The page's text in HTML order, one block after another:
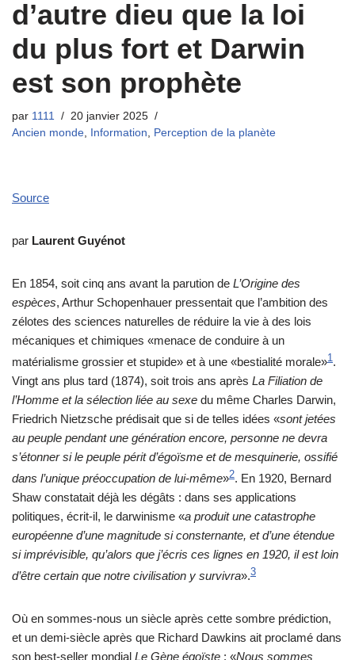
d’autre dieu que la loi
du plus fort et Darwin
est son prophète
par 1111
20 janvier 2025
Ancien monde, Information, Perception de la planète
Source
par Laurent Guyénot
En 1854, soit cinq ans avant la parution de L’Origine des
espèces, Arthur Schopenhauer pressentait que l’ambition des
zélotes des sciences naturelles de réduire la vie à des lois
mécaniques et chimiques «menace de conduire à un
matérialisme grossier et stupide» et à une «bestialité morale»1.
Vingt ans plus tard (1874), soit trois ans après La Filiation de
l’Homme et la sélection liée au sexe du même Charles Darwin,
Friedrich Nietzsche prédisait que si de telles idées «sont jetées
au peuple pendant une génération encore, personne ne devra
s’étonner si le peuple périt d’égoïsme et de mesquinerie, ossifié
dans l’unique préoccupation de lui-même»2. En 1920, Bernard
Shaw constatait déjà les dégâts : dans ses applications
politiques, écrit-il, le darwinisme «a produit une catastrophe
européenne d’une magnitude si consternante, et d’une étendue
si imprévisible, qu’alors que j’écris ces lignes en 1920, il est loin
d’être certain que notre civilisation y survivra».3
Où en sommes-nous un siècle après cette sombre prédiction,
et un demi-siècle après que Richard Dawkins ait proclamé dans
son best-seller mondial Le Gène égoïste : «Nous sommes